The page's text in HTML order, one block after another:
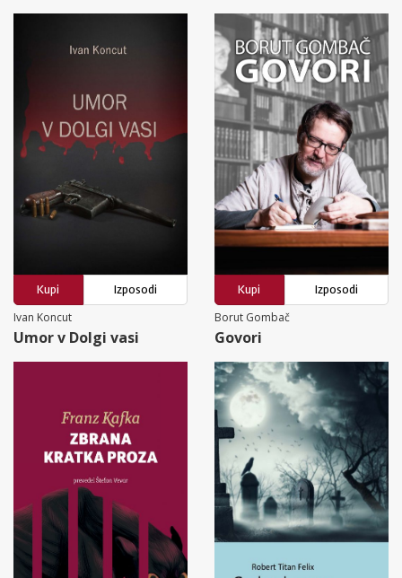
Kupi
Izposodi
Ivan Koncut
Umor v Dolgi vasi
Kupi
Izposodi
Borut Gombač
Govori